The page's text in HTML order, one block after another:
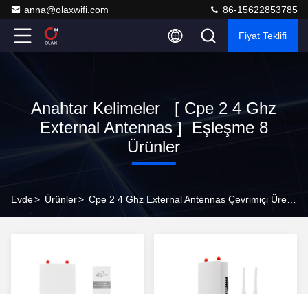
anna@olaxwifi.com 86-15622853785
Fiyat Teklifi
Anahtar Kelimeler [ Cpe 2 4 Ghz
External Antennas ] Eşleşme 8
Ürünler
Evde> Ürünler>